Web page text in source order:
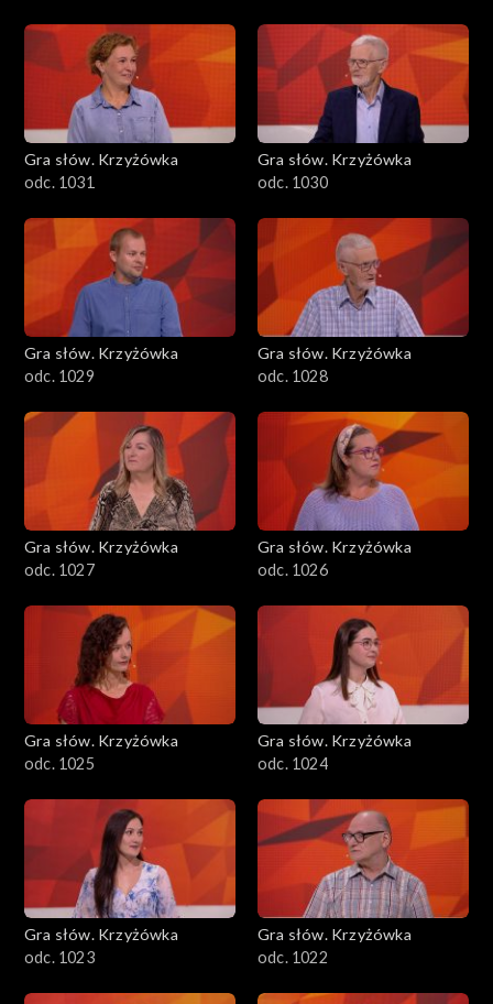
Gra słów. Krzyżówka
odc. 1031
Gra słów. Krzyżówka
odc. 1030
Gra słów. Krzyżówka
odc. 1029
Gra słów. Krzyżówka
odc. 1028
Gra słów. Krzyżówka
odc. 1027
Gra słów. Krzyżówka
odc. 1026
Gra słów. Krzyżówka
odc. 1025
Gra słów. Krzyżówka
odc. 1024
Gra słów. Krzyżówka
odc. 1023
Gra słów. Krzyżówka
odc. 1022